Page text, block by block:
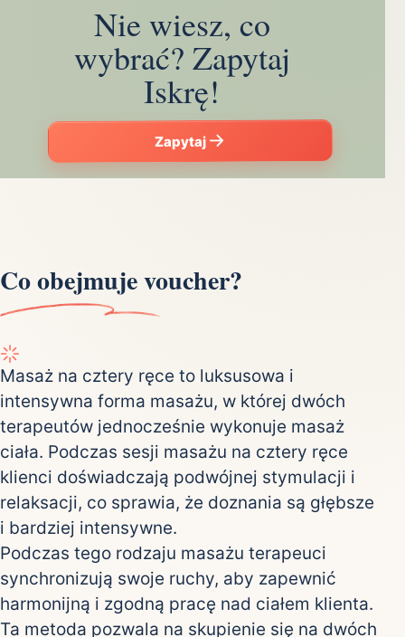
Nie wiesz, co
wybrać? Zapytaj
Iskrę!
Zapytaj
Co obejmuje voucher?
Masaż na cztery ręce to luksusowa i
intensywna forma masażu, w której dwóch
terapeutów jednocześnie wykonuje masaż
ciała. Podczas sesji masażu na cztery ręce
klienci doświadczają podwójnej stymulacji i
relaksacji, co sprawia, że doznania są głębsze
i bardziej intensywne.
Podczas tego rodzaju masażu terapeuci
synchronizują swoje ruchy, aby zapewnić
harmonijną i zgodną pracę nad ciałem klienta.
Ta metoda pozwala na skupienie się na dwóch